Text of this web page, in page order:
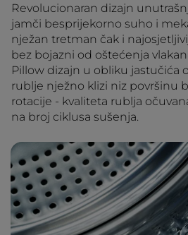
Revolucionaran dizajn
jamči besprijekorno suho i
nježan tretman čak i
bez bojazni od oštećenja
Pillow dizajn u obliku jastučića
rublje nježno klizi niz površinu
rotacije - kvaliteta rublja
na broj ciklusa sušenja.